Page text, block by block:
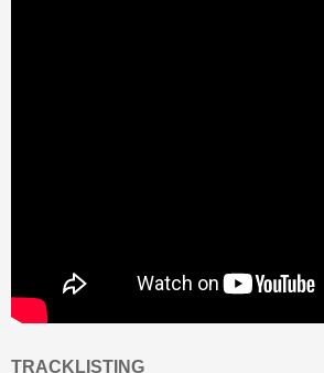
TRACKLISTING